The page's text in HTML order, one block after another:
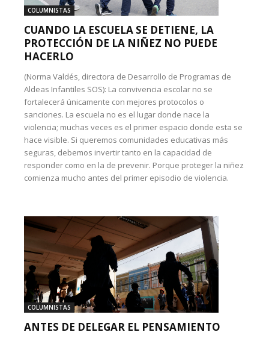
COLUMNISTAS
CUANDO LA ESCUELA SE DETIENE, LA
PROTECCIÓN DE LA NIÑEZ NO PUEDE
HACERLO
(Norma Valdés, directora de Desarrollo de Programas de
Aldeas Infantiles SOS): La convivencia escolar no se
fortalecerá únicamente con mejores protocolos o
sanciones. La escuela no es el lugar donde nace la
violencia; muchas veces es el primer espacio donde esta se
hace visible. Si queremos comunidades educativas más
seguras, debemos invertir tanto en la capacidad de
responder como en la de prevenir. Porque proteger la niñez
comienza mucho antes del primer episodio de violencia.
COLUMNISTAS
ANTES DE DELEGAR EL PENSAMIENTO